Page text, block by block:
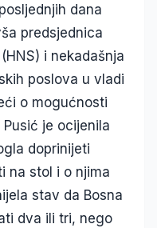
dana
predsjednica
i nekadašnja
poslova u vladi
o mogućnosti
je ocijenila
doprinijeti
na stol i o njima
stav da Bosna
dva ili tri, nego